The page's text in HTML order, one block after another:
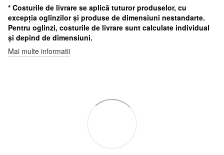
* Costurile de livrare se aplică tuturor produselor, cu
excepția oglinzilor și produse de dimensiuni nestandarte.
Pentru oglinzi, costurile de livrare sunt calculate individual
și depind de dimensiuni.
Mai multe informatii